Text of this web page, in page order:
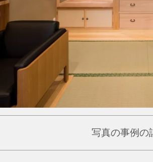
写真の事例の